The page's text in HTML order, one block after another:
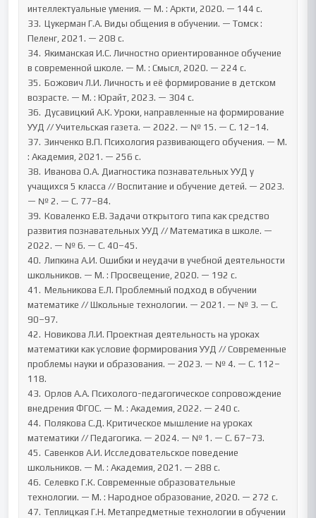
интеллектуальные умения. — М. : Аркти, 2020. — 144 с.
33.	Цукерман Г.А. Виды общения в обучении. — Томск :
Пеленг, 2021. — 208 с.
34.	Якиманская И.С. Личностно ориентированное обучение
в современной школе. — М. : Смысл, 2020. — 224 с.
35.	Божович Л.И. Личность и её формирование в детском
возрасте. — М. : Юрайт, 2023. — 304 с.
36.	Дусавицкий А.К. Уроки, направленные на формирование
УУД // Учительская газета. — 2022. — № 15. — С. 12–14.
37.	Зинченко В.П. Психология развивающего обучения. — М.
: Академия, 2021. — 256 с.
38.	Иванова О.А. Диагностика познавательных УУД у
учащихся 5 класса // Воспитание и обучение детей. — 2023.
— № 2. — С. 77–84.
39.	Коваленко Е.В. Задачи открытого типа как средство
развития познавательных УУД // Математика в школе. —
2022. — № 6. — С. 40–45.
40.	Липкина А.И. Ошибки и неудачи в учебной деятельности
школьников. — М. : Просвещение, 2020. — 192 с.
41.	Мельникова Е.Л. Проблемный подход в обучении
математике // Школьные технологии. — 2021. — № 3. — С.
90–97.
42.	Новикова Л.И. Проектная деятельность на уроках
математики как условие формирования УУД // Современные
проблемы науки и образования. — 2023. — № 4. — С. 112–
118.
43.	Орлов А.А. Психолого-педагогическое сопровождение
внедрения ФГОС. — М. : Академия, 2022. — 240 с.
44.	Полякова С.Д. Критическое мышление на уроках
математики // Педагогика. — 2024. — № 1. — С. 67–73.
45.	Савенков А.И. Исследовательское поведение
школьников. — М. : Академия, 2021. — 288 с.
46.	Селевко Г.К. Современные образовательные
технологии. — М. : Народное образование, 2020. — 272 с.
47.	Теплицкая Г.Н. Метапредметные технологии в обучении